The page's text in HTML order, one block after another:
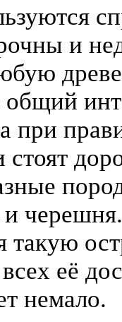
и
при
стоят
такую
её
немало.